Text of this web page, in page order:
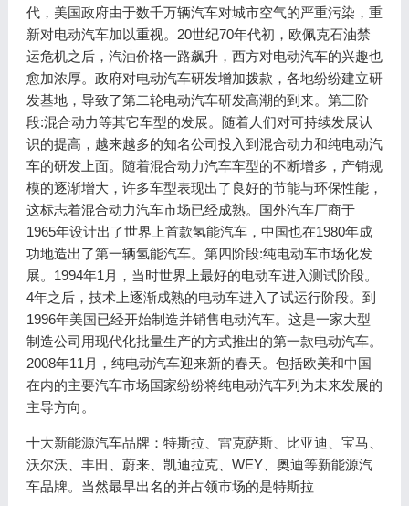
代，美国政府由于数千万辆汽车对城市空气的严重污染，重
新对电动汽车加以重视。20世纪70年代初，欧佩克石油禁
运危机之后，汽油价格一路飙升，西方对电动汽车的兴趣也
愈加浓厚。政府对电动汽车研发增加拨款，各地纷纷建立研
发基地，导致了第二轮电动汽车研发高潮的到来。第三阶
段:混合动力等其它车型的发展。随着人们对可持续发展认
识的提高，越来越多的知名公司投入到混合动力和纯电动汽
车的研发上面。随着混合动力汽车车型的不断增多，产销规
模的逐渐增大，许多车型表现出了良好的节能与环保性能，
这标志着混合动力汽车市场已经成熟。国外汽车厂商于
1965年设计出了世界上首款氢能汽车，中国也在1980年成
功地造出了第一辆氢能汽车。第四阶段:纯电动车市场化发
展。1994年1月，当时世界上最好的电动车进入测试阶段。
4年之后，技术上逐渐成熟的电动车进入了试运行阶段。到
1996年美国已经开始制造并销售电动汽车。这是一家大型
制造公司用现代化批量生产的方式推出的第一款电动汽车。
2008年11月，纯电动汽车迎来新的春天。包括欧美和中国
在内的主要汽车市场国家纷纷将纯电动汽车列为未来发展的
主导方向。
十大新能源汽车品牌：特斯拉、雷克萨斯、比亚迪、宝马、
沃尔沃、丰田、蔚来、凯迪拉克、WEY、奥迪等新能源汽
车品牌。当然最早出名的并占领市场的是特斯拉